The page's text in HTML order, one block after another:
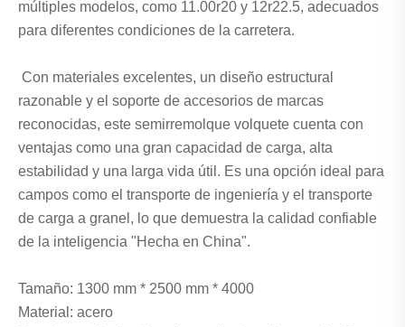
múltiples modelos, como 11.00r20 y 12r22.5, adecuados
para diferentes condiciones de la carretera.
Con materiales excelentes, un diseño estructural
razonable y el soporte de accesorios de marcas
reconocidas, este semirremolque volquete cuenta con
ventajas como una gran capacidad de carga, alta
estabilidad y una larga vida útil. Es una opción ideal para
campos como el transporte de ingeniería y el transporte
de carga a granel, lo que demuestra la calidad confiable
de la inteligencia "Hecha en China".
Tamaño: 1300 mm * 2500 mm * 4000
Material: acero